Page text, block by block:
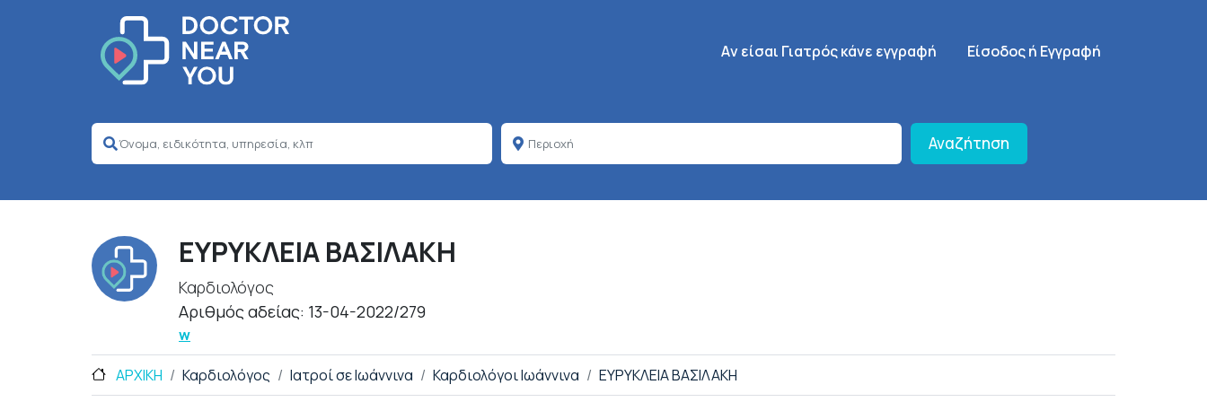
Κεντρική πλοήγηση
Aν είσαι Γιατρός κάνε εγγραφή SignUp Menu
Είσοδος ή Εγγραφή
Αναζήτηση
ΕΥΡΥΚΛΕΙΑ ΒΑΣΙΛΑΚΗ
Καρδιολόγος
Αριθμός αδείας: 13-04-2022/279
w
ΑΡΧΙΚΗ Καρδιολόγος Ιατροί σε Ιωάννινα Καρδιολόγοι Ιωάννινα ΕΥΡΥΚΛΕΙΑ ΒΑΣΙΛΑΚΗ